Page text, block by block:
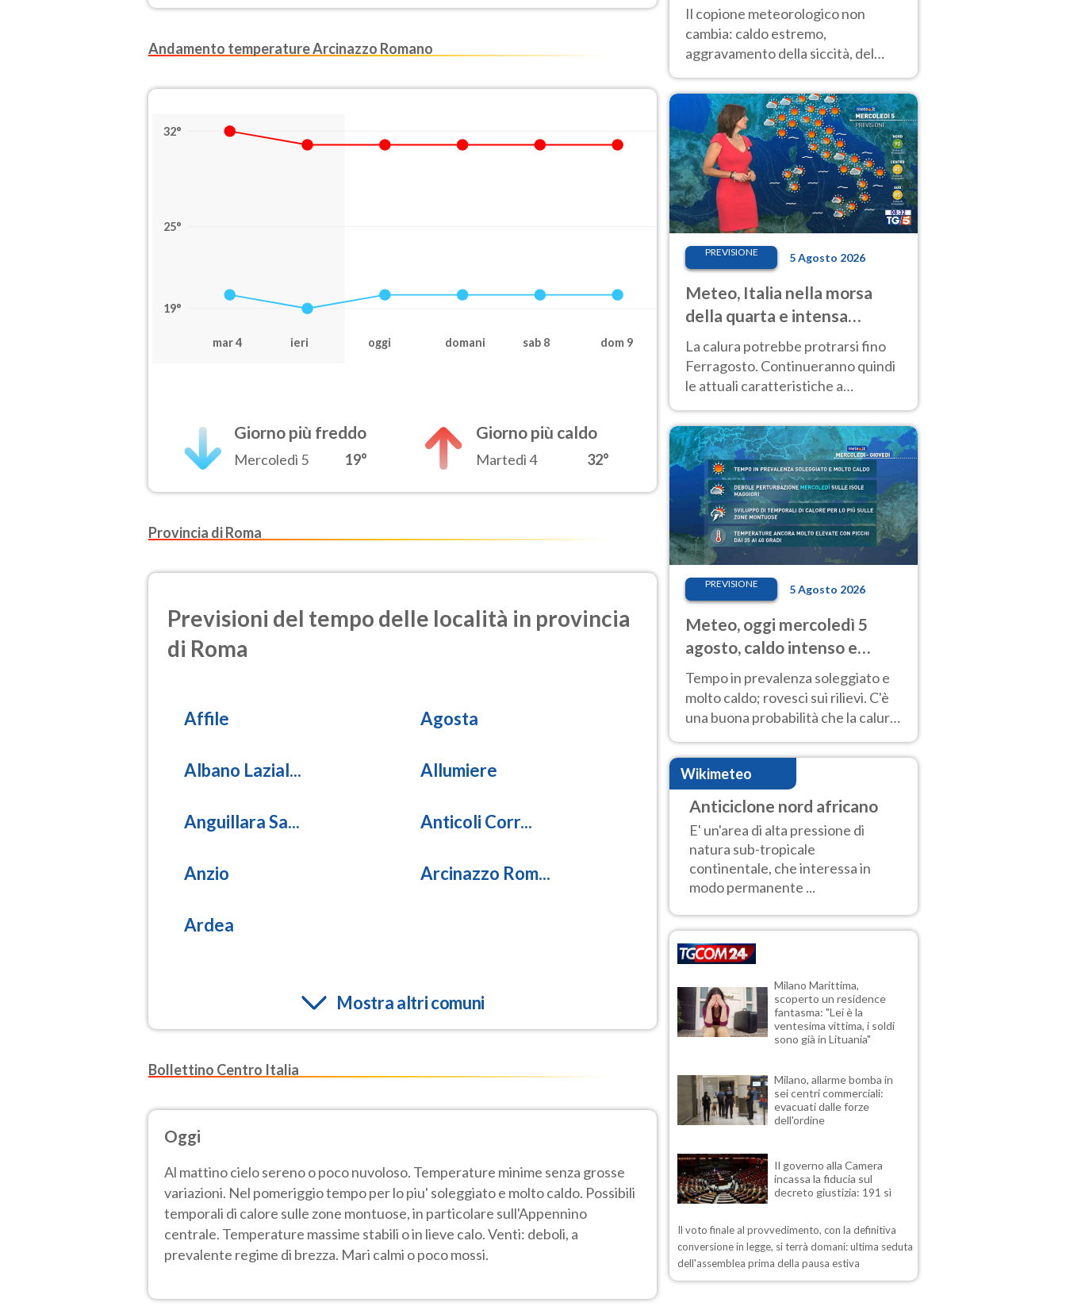
Andamento temperature Arcinazzo Romano
32°
25°
19°
mar 4 ieri oggi domani sab 8 dom 9
Giorno più freddo
Mercoledì 5 19°
Giorno più caldo
Martedì 4 32°
Provincia di Roma
Previsioni del tempo delle località in provincia
di Roma
Affile Agosta
Albano Lazial... Allumiere
Anguillara Sa... Anticoli Corr...
Anzio Arcinazzo Rom...
Ardea
Mostra altri comuni
Bollettino Centro Italia
Oggi
Al mattino cielo sereno o poco nuvoloso. Temperature minime senza grosse
variazioni. Nel pomeriggio tempo per lo piu' soleggiato e molto caldo. Possibili
temporali di calore sulle zone montuose, in particolare sull'Appennino
centrale. Temperature massime stabili o in lieve calo. Venti: deboli, a
prevalente regime di brezza. Mari calmi o poco mossi.
Il copione meteorologico non
cambia: caldo estremo,
aggravamento della siccità, del
calore. Nessun cambiamento fino
Ferragosto
PREVISIONE 5 Agosto 2026
Meteo, Italia nella morsa
della quarta e intensa
ondata di caldo
La calura potrebbe protrarsi fino
Ferragosto. Continueranno quindi
le attuali caratteristiche a
caldo estremo e temporali di calore
PREVISIONE 5 Agosto 2026
Meteo, oggi mercoledì 5
agosto, caldo intenso e
temporali
Tempo in prevalenza soleggiato e
molto caldo; rovesci sui rilievi. C'è
una buona probabilità che la calura
possa protrarsi fino almeno a
Ferragosto
Wikimeteo
Anticiclone nord africano
E' un'area di alta pressione di
natura sub-tropicale
continentale, che interessa in
modo permanente ...
Milano Marittima,
scoperto un residence
fantasma: "Lei è la
ventesima vittima, i soldi
sono già in Lituania"
Milano, allarme bomba in
sei centri commerciali:
evacuati dalle forze
dell'ordine
Il governo alla Camera
incassa la fiducia sul
decreto giustizia: 191 sì
Il voto finale al provvedimento, con la definitiva
conversione in legge, si terrà domani: ultima seduta
dell'assemblea prima della pausa estiva